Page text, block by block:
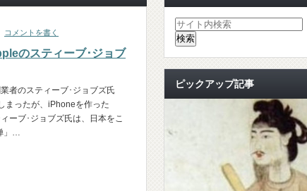
コメントを書く
のスティーブ･ジョブ
者のスティーブ･ジョブズ氏
まったが、iPhoneを作った
ーブ･ジョブズ氏は、日本をこ
」…
ピックアップ記事